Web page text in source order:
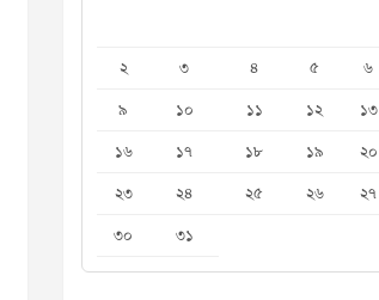
২
৩ ৪ ৫ ৬
৯
১০ ১১ ১২ ১৩
১৬
১৭ ১৮ ১৯ ২০
২৩
২৪ ২৫ ২৬ ২৭
৩০
৩১